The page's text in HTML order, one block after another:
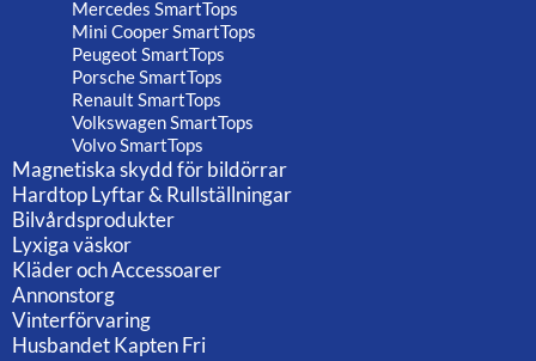
Mercedes SmartTops
Mini Cooper SmartTops
Peugeot SmartTops
Porsche SmartTops
Renault SmartTops
Volkswagen SmartTops
Volvo SmartTops
Magnetiska skydd för bildörrar
Hardtop Lyftar & Rullställningar
Bilvårdsprodukter
Lyxiga väskor
Kläder och Accessoarer
Annonstorg
Vinterförvaring
Husbandet Kapten Fri